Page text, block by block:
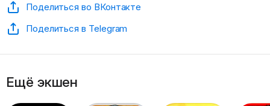
Поделиться во ВКонтакте
Поделиться в Telegram
Ещё экшен